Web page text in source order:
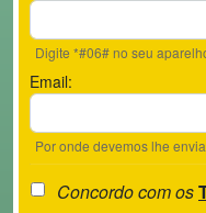
Digite *#06# no seu
Email:
Por onde devemos lhe
Concordo com os